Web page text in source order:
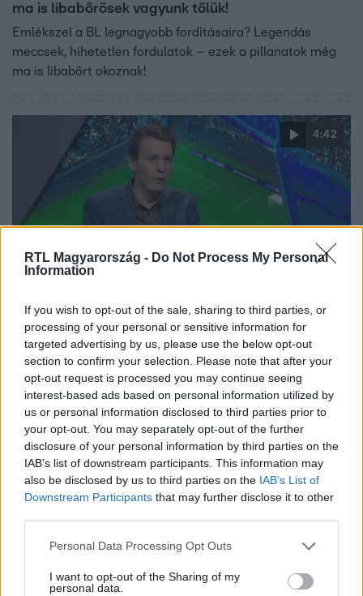
RTL Magyarország - Do Not Process My Personal
Information
If you wish to opt-out of the sale, sharing to third parties, or
processing of your personal or sensitive information for
targeted advertising by us, please use the below opt-out
section to confirm your selection. Please note that after your
opt-out request is processed you may continue seeing
interest-based ads based on personal information utilized by
us or personal information disclosed to third parties prior to
your opt-out. You may separately opt-out of the further
disclosure of your personal information by third parties on the
IAB’s list of downstream participants. This information may
also be disclosed by us to third parties on the IAB’s List of
Downstream Participants that may further disclose it to other
Please note that this website/app uses one or more Google
not limited to your visit or usage behaviour. You may click to
grant or deny consent to Google and its third-party tags to
Personal Data Processing Opt Outs
I want to opt-out of the Sharing of my
personal data.
ma is libabőrösek vagyunk tőlük!
Emlékszel a BL legnagyobb fordításaira? Legendás
meccsek, hihetetlen fordulatok – ezek a pillanatok még
ma is libabőrt okoznak!
4:42
2025. február 14. 16:30
A Feyenoord új edzője elővette az Arne Slot-
receptet a Milan ellen
A Milan nem játszott jól a Feyenoord ellen, de
meglepetés lenne, ha nem jutna tovább. Nézd meg a
Focipéntek adását 21 órától az RTL+ Premiumon!
2:42